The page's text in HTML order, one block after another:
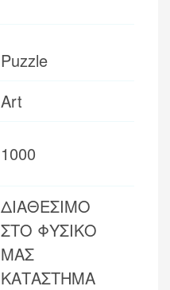
Puzzle
Art
1000
ΔΙΑΘΕΣΙΜΟ
ΣΤΟ ΦΥΣΙΚΟ
ΜΑΣ
ΚΑΤΑΣΤΗΜΑ